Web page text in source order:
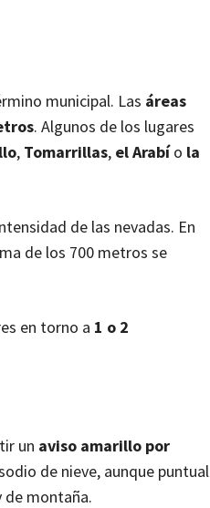
municipal. Las áreas
. Algunos de los lugares
, Tomarrillas, el Arabío la
de las nevadas. En
de los 700 metros se
en torno a 1 o 2
un aviso amarillo por
de nieve, aunque puntual
de montaña.